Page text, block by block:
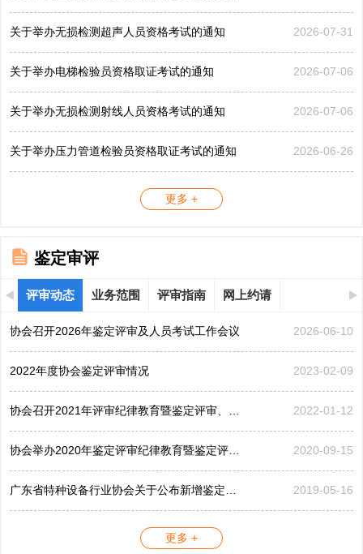
关于举办无损检测超声人员资格考试的通知 2026-07-31
关于举办电梯检验员资格取证考试的通知 2026-07-06
关于举办无损检测射线人员资格考试的通知 2026-07-06
关于举办压力管道检验员资格取证考试的通知 2026-06-26
更多 +
鉴定审评
评审动态 业务范围 评审指南 网上约请
协会召开2026年鉴定评审及人员考试工作会议 2026-06-10
2022年度协会鉴定评审情况 2023-02-09
协会召开2021年评审纪律教育暨鉴定评审、考评工作会议 2022-01-12
协会举办2020年鉴定评审纪律教育暨鉴定评审工作会议 2020-09-15
广东省特种设备行业协会关于公布新增鉴定评审员的公告... 2019-05-16
更多 +